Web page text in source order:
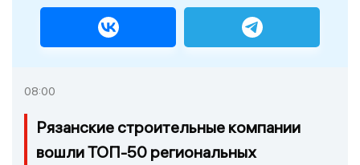
08:00
Рязанские строительные компании
вошли ТОП-50 региональных